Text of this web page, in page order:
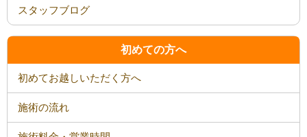
スタッフブログ
初めての方へ
初めてお越しいただく方へ
施術の流れ